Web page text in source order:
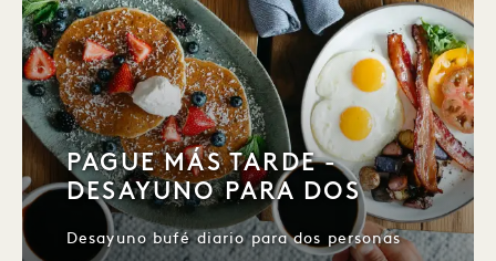
PAGUE MÁS TARDE -
DESAYUNO PARA DOS
Desayuno bufé diario para dos personas